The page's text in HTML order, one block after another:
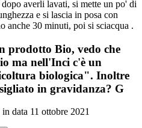
averli lavati, si mette un po' di
e si lascia in posa con
anche 30 minuti, poi si sciacqua .
prodotto Bio, vedo che
ma nell'Inci c'è un
biologica". Inoltre
in gravidanza? G
data 11 ottobre 2021